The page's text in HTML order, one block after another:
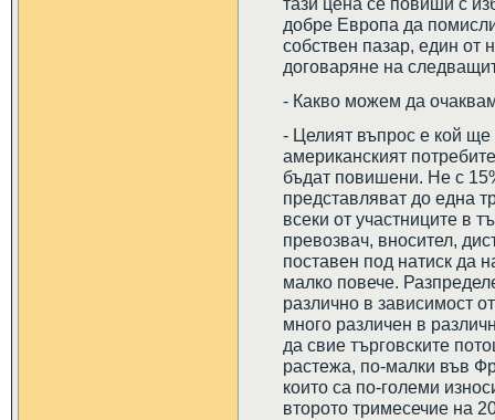
добре Европа да
собствен пазар, един от
договаряне на
- Какво можем да
- Целият въпрос е кой ще
американският
бъдат повишени. Не с
представляват до една
всеки от участниците в
превозвач, вносител,
поставен под натиск да
малко повече.
различно в зависимост
много различен в
да свие търговските
растежа, по-малки във
които са по-големи
второто тримесечие на